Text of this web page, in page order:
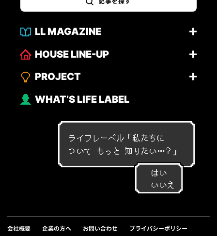
LL MAGAZINE
HOUSE LINE-UP
PROJECT
WHAT’S LIFE LABEL
ライフレーベル「私 たちに
つ いて も っ と 知 り た い…？ 」
はい
いいえ
会社概要 企業の方へ お問い合わせ プライバシーポリシー